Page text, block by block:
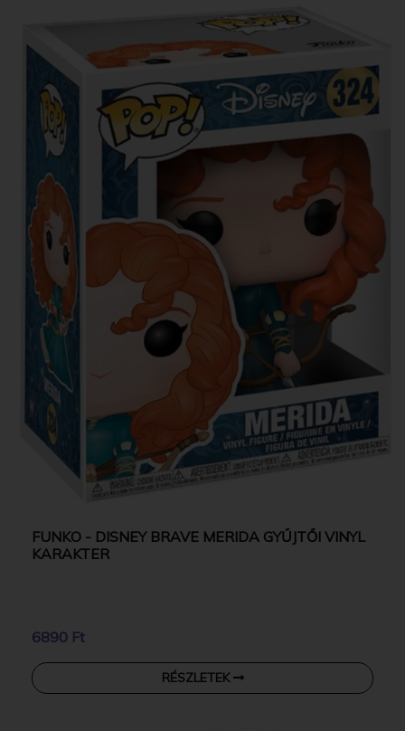
FUNKO - DISNEY BRAVE MERIDA GYŰJTŐI VINYL
KARAKTER
6890 Ft
RÉSZLETEK